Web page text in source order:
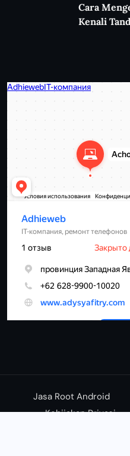
Cara
Kenali
Jasa Root Android
Kebijakan Privasi